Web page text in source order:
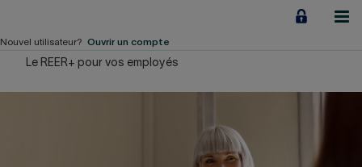
contenu
Nouvel utilisateur? Ouvrir un compte
Le REER+ pour vos employés